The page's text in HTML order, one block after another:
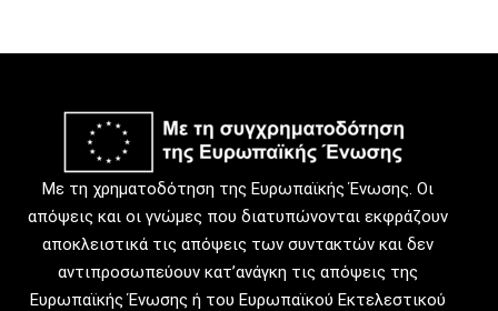
Με τη χρηματοδότηση της Ευρωπαϊκής Ένωσης. Οι
απόψεις και οι γνώμες που διατυπώνονται εκφράζουν
αποκλειστικά τις απόψεις των συντακτών και δεν
αντιπροσωπεύουν κατ’ανάγκη τις απόψεις της
Ευρωπαϊκής Ένωσης ή του Ευρωπαϊκού Εκτελεστικού